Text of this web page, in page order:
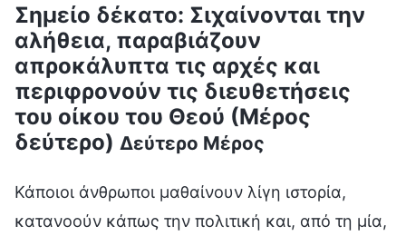
Σημείο δέκατο: Σιχαίνονται την
αλήθεια, παραβιάζουν
απροκάλυπτα τις αρχές και
περιφρονούν τις διευθετήσεις
του οίκου του Θεού (Μέρος
δεύτερο) Δεύτερο Μέρος
Κάποιοι άνθρωποι μαθαίνουν λίγη ιστορία,
κατανοούν κάπως την πολιτική και, από τη μία,